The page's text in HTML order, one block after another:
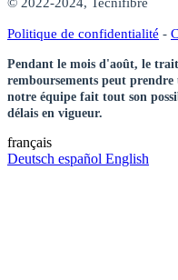
Politique de confidentialité -
Pendant le mois d'août, le
remboursements peut prendre
notre équipe fait tout son
délais en vigueur.
français
Deutsch español English